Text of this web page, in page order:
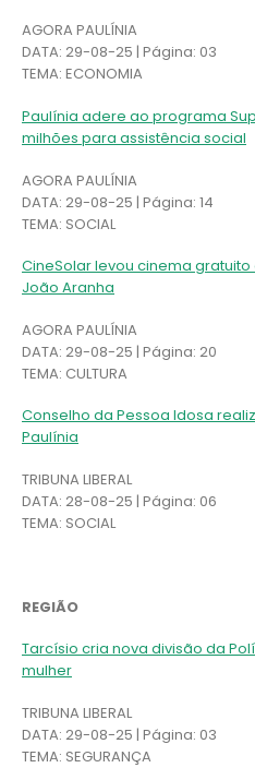
AGORA PAULÍNIA
DATA: 29-08-25 | Página: 03
TEMA: ECONOMIA
Paulínia adere ao programa
milhões para assistência social
AGORA PAULÍNIA
DATA: 29-08-25 | Página: 14
TEMA: SOCIAL
CineSolar levou cinema
João Aranha
AGORA PAULÍNIA
DATA: 29-08-25 | Página: 20
TEMA: CULTURA
Conselho da Pessoa Idosa
Paulínia
TRIBUNA LIBERAL
DATA: 28-08-25 | Página: 06
TEMA: SOCIAL
REGIÃO
Tarcísio cria nova divisão da
mulher
TRIBUNA LIBERAL
DATA: 29-08-25 | Página: 03
TEMA: SEGURANÇA